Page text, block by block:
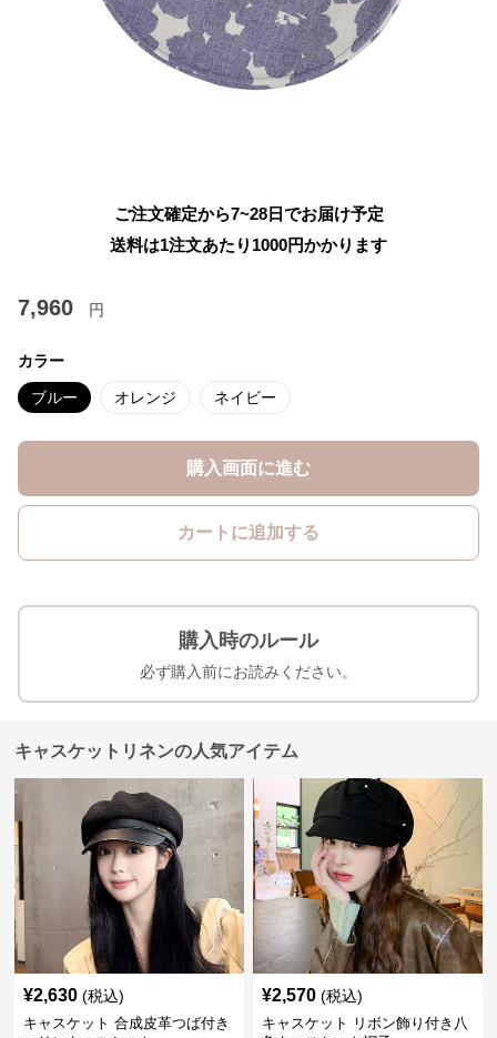
ご注文確定から7~28日でお届け予定
送料は1注文あたり 1000円かかります
7,960 円
カラー
ブルー オレンジ ネイビー
購入画面に進む
カートに追加する
購入時のルール
必ず購入前にお読みください。
キャスケットリネンの人気アイテム
¥2,630 (税込)
キャスケット 合成皮革つば付き
¥2,570 (税込)
キャスケット リボン飾り付き八